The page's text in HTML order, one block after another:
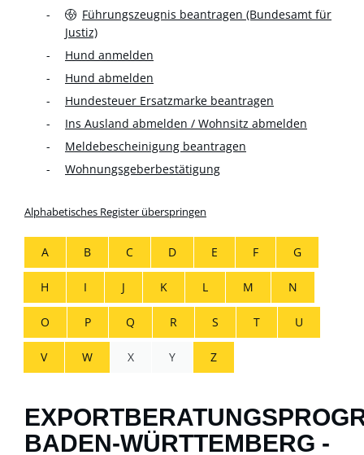
Führungszeugnis beantragen (Bundesamt für
Justiz)
Hund anmelden
Hund abmelden
Hundesteuer Ersatzmarke beantragen
Ins Ausland abmelden / Wohnsitz abmelden
Meldebescheinigung beantragen
Wohnungsgeberbestätigung
Alphabetisches Register überspringen
A B C D E F G
H I J K L M N
O P Q R S T U
V W X Y Z
BADEN-WÜRTTEMBERG -